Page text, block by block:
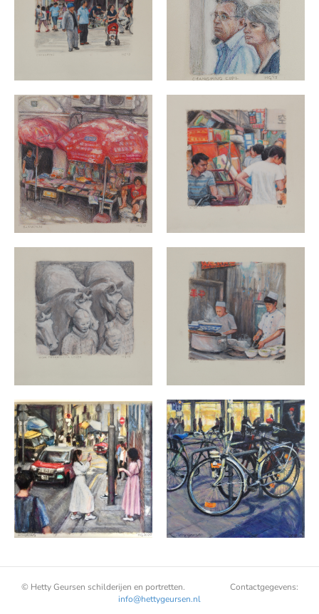
© Hetty Geursen schilderijen en portretten. Contactgegevens:
info@hettygeursen.nl